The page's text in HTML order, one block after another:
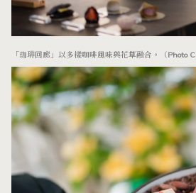
「珈琲回廊」以多樣咖啡風味與花草融合。（Photo